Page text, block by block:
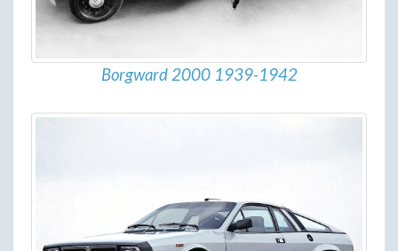
Borgward 2000 1939-1942